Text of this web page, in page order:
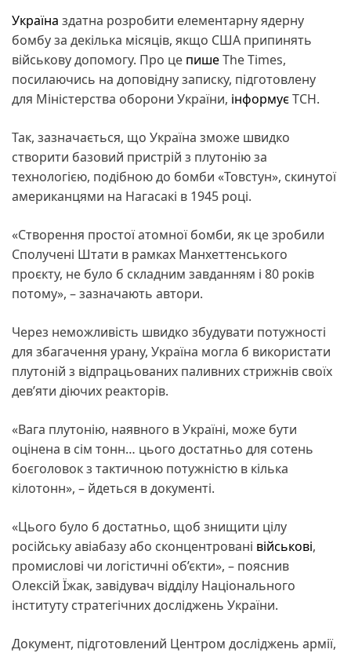
Україна здатна розробити елементарну ядерну
бомбу за декілька місяців, якщо США припинять
військову допомогу. Про це пишеThe Times,
посилаючись на доповідну записку, підготовлену
для Міністерства оборони України, інформуєТСН.
Так, зазначається, що Україна зможе швидко
створити базовий пристрій з плутонію за
технологією, подібною до бомби «Товстун», скинутої
американцями на Нагасакі в 1945 році.
«Створення простої атомної бомби, як це зробили
Сполучені Штати в рамках Манхеттенського
проєкту, не було б складним завданням і 80 років
потому», – зазначають автори.
Через неможливість швидко збудувати потужності
для збагачення урану, Україна могла б використати
плутоній з відпрацьованих паливних стрижнів своїх
дев’яти діючих реакторів.
«Вага плутонію, наявного в Україні, може бути
оцінена в сім тонн… цього достатньо для сотень
боєголовок з тактичною потужністю в кілька
кілотонн», – йдеться в документі.
«Цього було б достатньо, щоб знищити цілу
російську авіабазу або сконцентровані військові,
промислові чи логістичні об’єкти», – пояснив
Олексій Їжак, завідувач відділу Національного
інституту стратегічних досліджень України.
Документ, підготовлений Центром досліджень армії,